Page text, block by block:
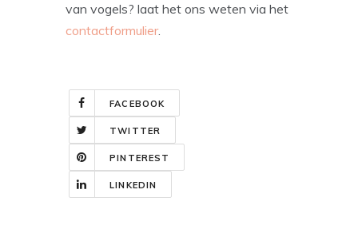
van vogels? laat het ons weten via het
contactformulier.
FACEBOOK
TWITTER
PINTEREST
LINKEDIN